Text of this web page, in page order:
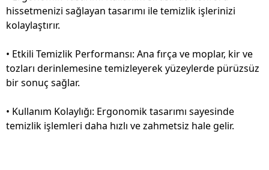
hissetmenizi sağlayan tasarımı ile temizlik işlerinizi
kolaylaştırır.
• Etkili Temizlik Performansı: Ana fırça ve moplar, kir ve
tozları derinlemesine temizleyerek yüzeylerde pürüzsüz
bir sonuç sağlar.
• Kullanım Kolaylığı: Ergonomik tasarımı sayesinde
temizlik işlemleri daha hızlı ve zahmetsiz hale gelir.